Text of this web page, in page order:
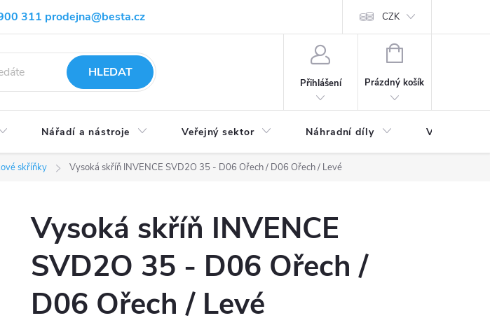
311 prodejna@besta.cz
Ochrana osobních údajů CZK
HLEDAT
Přihlášení
NÁKUPNÍ
Prázdný košík
Nářadí a nástroje Veřejný sektor Náhradní díly Výprodej a
skříňky Vysoká skříň INVENCE SVD2O 35 - D06 Ořech / D06 Ořech / Levé
Vysoká skříň INVENCE
SVD2O 35 - D06 Ořech /
D06 Ořech / Levé